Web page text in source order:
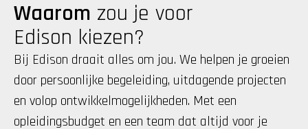
Waarom zou je voor
Edison kiezen?
Bij Edison draait alles om jou. We helpen je groeien
door persoonlijke begeleiding, uitdagende projecten
en volop ontwikkelmogelijkheden. Met een
opleidingsbudget en een team dat altijd voor je